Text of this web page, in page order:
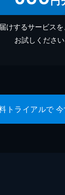
けするサービス
お試しください
トライアルで